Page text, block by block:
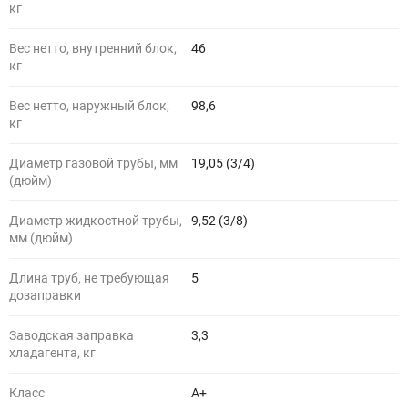
кг
Вес нетто, внутренний блок,
кг
46
Вес нетто, наружный блок,
кг
98,6
Диаметр газовой трубы, мм
(дюйм)
19,05 (3/4)
Диаметр жидкостной трубы,
мм (дюйм)
9,52 (3/8)
Длина труб, не требующая
дозаправки
5
Заводская заправка
хладагента, кг
3,3
Класс
A+